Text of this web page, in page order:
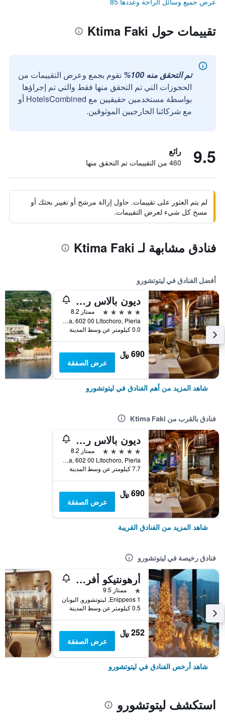
تقييمات حول Ktima Faki
تم التحقق منه 100%
نقوم بجمع وعرض التقييمات من
الحجوزات التي تم التحقق منها فقط والتي تم إجراؤها
بواسطة مستخدمين حقيقيين مع HotelsCombined أو
مع شركائنا الخارجيين الموثوقين.
9.5 رائع
460 من التقييمات تم التحقق منها
لم يتم العثور على تقييمات. حاول إزالة مرشح أو تغيير بحثك أو
مسح كل شيء لعرض التقييمات.
فنادق مشابهة لـ Ktima Faki
أفضل الفنادق في ليتوتشورو
ديون بالاس ريزورت آند سبا باي أنايي ا -ر امل جميع كلخدف ريزورتس
5 نجوم
ممتاز 8.2
Gritsa, 602 00 Litochoro, Pieria, ليتوتشورو, اليونان
0.0 كيلومتر عن وسط المدينة
690 ﷼
عرض الصفقة
شاهد المزيد من أهم الفنادق في ليتوتشورو
فنادق بالقرب من Ktima Faki
ديون بالاس ريزورت آند سبا باي أنايي ا -ر امل جميع كلخدف ريزورتس
5 نجوم
ممتاز 8.2
Gritsa, 602 00 Litochoro, Pieria, ليتوتشورو, اليونان
7.7 كيلومتر عن وسط المدينة
690 ﷼
عرض الصفقة
شاهد المزيد من الفنادق القريبة
فنادق رخيصة في ليتوتشورو
أرهونتيكو أفروديتي
نجمة واحدة
ممتاز 9.5
Enippeos 1, ليتوتشورو, اليونان
0.5 كيلومتر عن وسط المدينة
252 ﷼
عرض الصفقة
شاهد أرخص الفنادق في ليتوتشورو
استكشف ليتوتشورو